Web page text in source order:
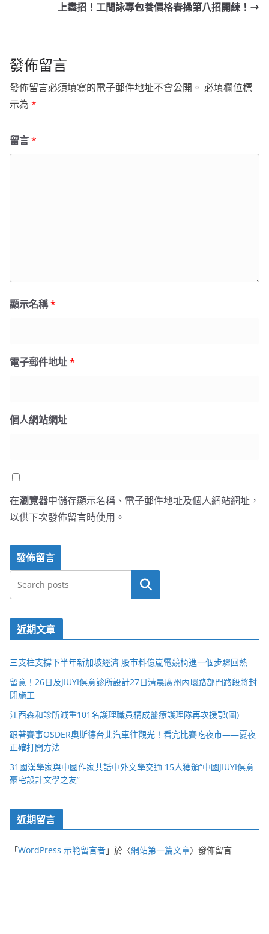
上盡招！工間詠專包養價格春操第八招開練！
發佈留言
發佈留言必須填寫的電子郵件地址不會公開。 必填欄位標
示為 *
留言*
顯示名稱*
電子郵件地址*
個人網站網址
在瀏覽器中儲存顯示名稱、電子郵件地址及個人網站網址，
以供下次發佈留言時使用。
搜尋
近期文章
三支柱支撐下半年新加坡經濟 股市料億嵐電競椅進一個步驟回熱
留意！26日及JIUYI俱意診所設計27日清晨廣州內環路部門路段將封
閉施工
江西森和診所減重101名護理職員構成醫療護理隊再次援鄂(圖)
跟著賽事OSDER奧斯德台北汽車往觀光！看完比賽吃夜市——夏夜
正確打開方法
31國漢學家與中國作家共話中外文學交通 15人獲頒“中國JIUYI俱意
豪宅設計文學之友”
近期留言
「WordPress 示範留言者」於〈網站第一篇文章〉發佈留言